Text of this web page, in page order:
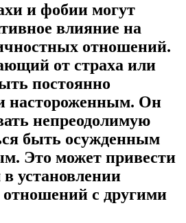
и фобии могут
влияние на
отношений.
от страха или
постоянно
настороженным. Он
непреодолимую
быть осужденным
Это может привести
установлении
с другими